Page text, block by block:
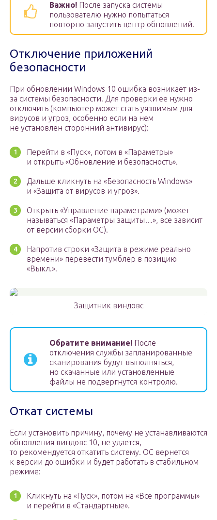
Важно! После запуска системы
пользователю нужно попытаться
повторно запустить центр обновлений.
Отключение приложений
безопасности
При обновлении Windows 10 ошибка возникает из-
за системы безопасности. Для проверки ее нужно
отключить (компьютер может стать уязвимым для
вирусов и угроз, особенно если на нем
не установлен сторонний антивирус):
Перейти в «Пуск», потом в «Параметры»
и открыть «Обновление и безопасность».
Дальше кликнуть на «Безопасность Windows»
и «Защита от вирусов и угроз».
Открыть «Управление параметрами» (может
называться «Параметры защиты…», все зависит
от версии сборки ОС).
Напротив строки «Защита в режиме реально
времени» перевести тумблер в позицию
«Выкл.».
Защитник виндовс
Обратите внимание! После
отключения службы запланированные
сканирования будут выполняться,
но скачанные или установленные
файлы не подвергнутся контролю.
Откат системы
Если установить причину, почему не устанавливаются
обновления виндовс 10, не удается,
то рекомендуется откатить систему. ОС вернется
к версии до ошибки и будет работать в стабильном
режиме:
Кликнуть на «Пуск», потом на «Все программы»
и перейти в «Стандартные».